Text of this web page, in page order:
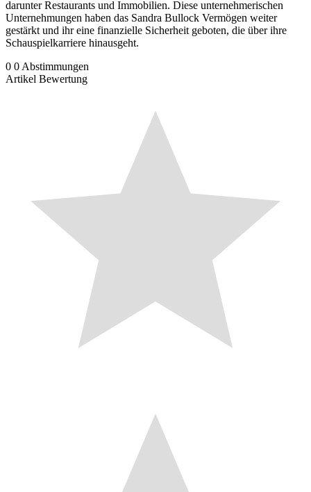
darunter Restaurants und Immobilien. Diese unternehmerischen
Unternehmungen haben das Sandra Bullock Vermögen weiter
gestärkt und ihr eine finanzielle Sicherheit geboten, die über ihre
Schauspielkarriere hinausgeht.
0 0 Abstimmungen
Artikel Bewertung